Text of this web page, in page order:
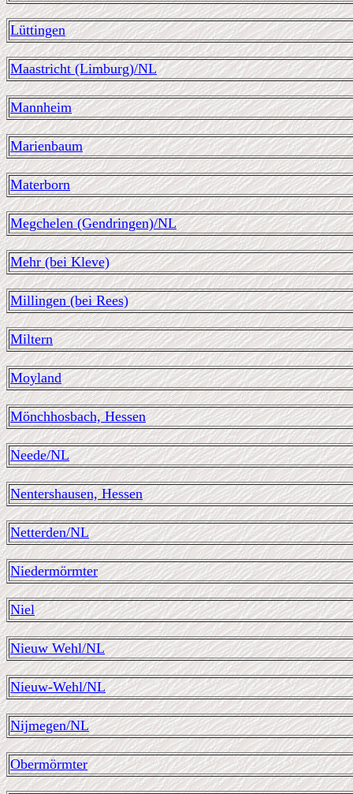
Lüttingen
Maastricht (Limburg)/NL
Mannheim
Marienbaum
Materborn
Megchelen (Gendringen)/NL
Mehr (bei Kleve)
Millingen (bei Rees)
Miltern
Moyland
Mönchhosbach, Hessen
Neede/NL
Nentershausen, Hessen
Netterden/NL
Niedermörmter
Niel
Nieuw Wehl/NL
Nieuw-Wehl/NL
Nijmegen/NL
Obermörmter